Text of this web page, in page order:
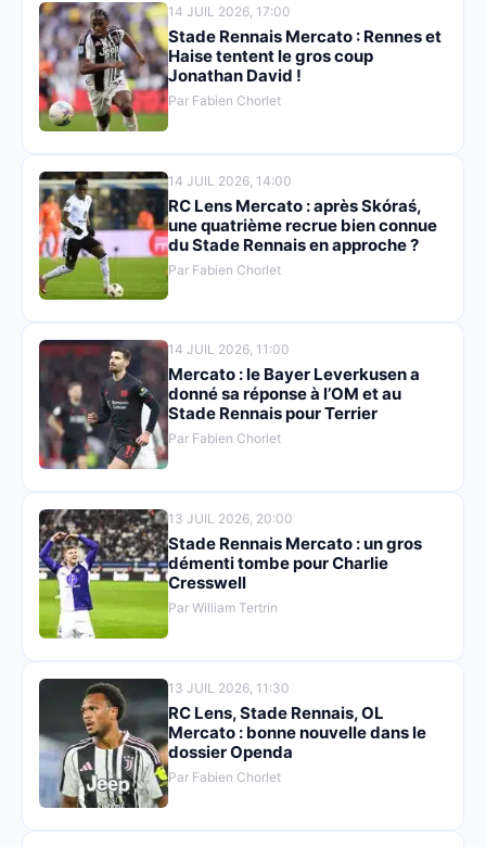
14 JUIL 2026, 17:00
Stade Rennais Mercato : Rennes et
Haise tentent le gros coup
Jonathan David !
Par Fabien Chorlet
14 JUIL 2026, 14:00
RC Lens Mercato : après Skóraś,
une quatrième recrue bien connue
du Stade Rennais en approche ?
Par Fabien Chorlet
14 JUIL 2026, 11:00
Mercato : le Bayer Leverkusen a
donné sa réponse à l’OM et au
Stade Rennais pour Terrier
Par Fabien Chorlet
13 JUIL 2026, 20:00
Stade Rennais Mercato : un gros
démenti tombe pour Charlie
Cresswell
Par William Tertrin
13 JUIL 2026, 11:30
RC Lens, Stade Rennais, OL
Mercato : bonne nouvelle dans le
dossier Openda
Par Fabien Chorlet